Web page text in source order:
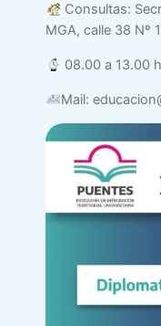
Consultas:
MGA, calle 38 Nº
08.00 a 13.00
Mail: